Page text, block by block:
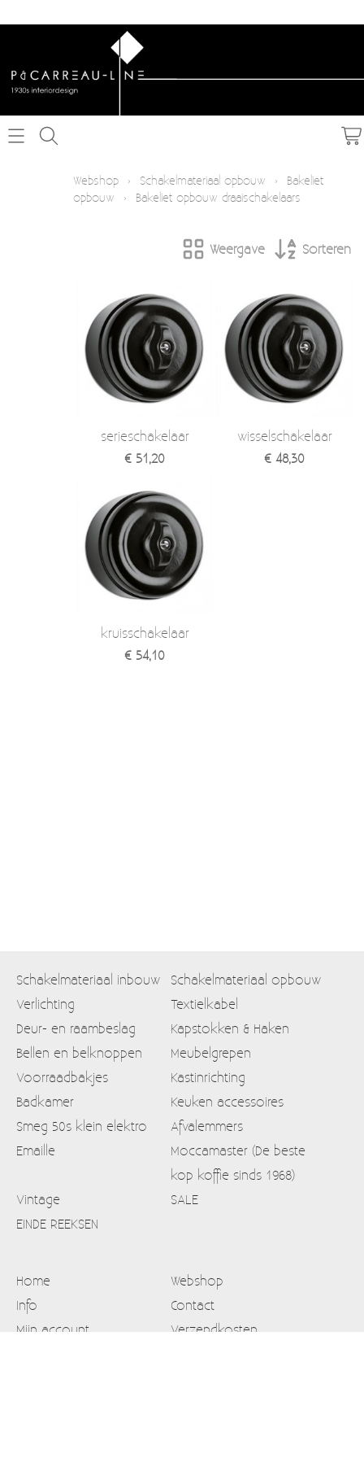
Textielkabel
Deur- en raambeslag
Bellen en belknoppen
Voorraadbakjes
Kastinrichting
Badkamer
Smeg 50s klein elektro
Verzendkosten
Webshop › Schakelmateriaal opbouw ›
Bakeliet
opbouw
› Bakeliet opbouw draaischakelaars
Weergave Sorteren
serieschakelaar
€ 51,20
wisselschakelaar
€ 48,30
kruisschakelaar
€ 54,10
Schakelmateriaal inbouw
Schakelmateriaal opbouw
Verlichting
Textielkabel
Deur- en raambeslag
Kapstokken & Haken
Bellen en belknoppen
Meubelgrepen
Voorraadbakjes
Kastinrichting
Badkamer
Keuken accessoires
Smeg 50s klein elektro
Afvalemmers
Emaille
Moccamaster (De beste
kop koffie sinds 1968)
Vintage
SALE
EINDE REEKSEN
Home
Webshop
Info
Contact
Mijn account
Verzendkosten